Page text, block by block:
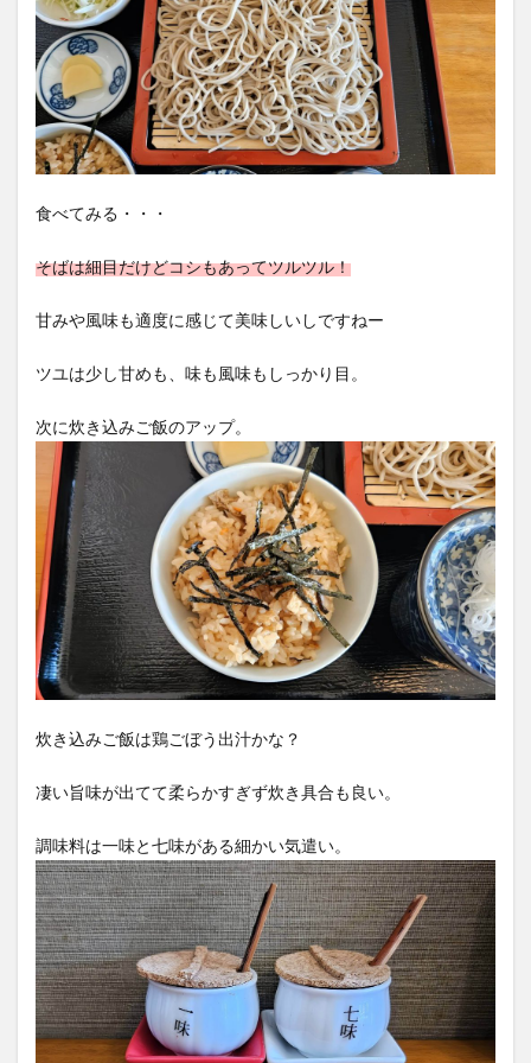
食べてみる・・・
そばは細目だけどコシもあってツルツル！
甘みや風味も適度に感じて美味しいしですねー
ツユは少し甘めも、味も風味もしっかり目。
次に炊き込みご飯のアップ。
炊き込みご飯は鶏ごぼう出汁かな？
凄い旨味が出てて柔らかすぎず炊き具合も良い。
調味料は一味と七味がある細かい気遣い。